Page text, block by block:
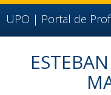
Ir al contenido principal
Ir a la cabecera de la
Ir al pie de la página (alt
Ir al menú principal (alt
UPO | Portal de